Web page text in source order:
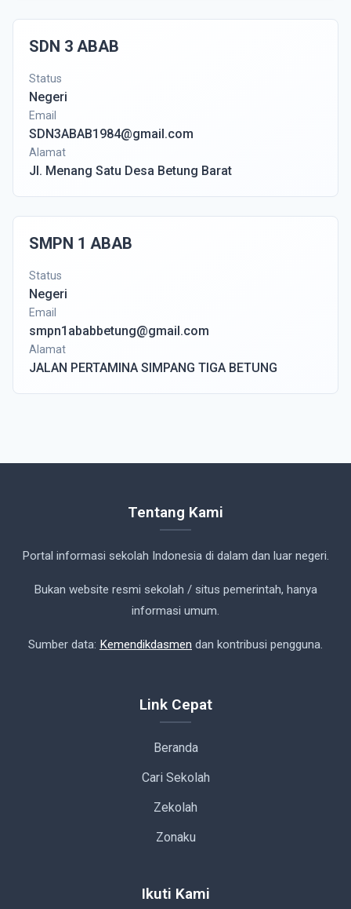
SDN 3 ABAB
Status
Negeri
Email
SDN3ABAB1984@gmail.com
Alamat
Jl. Menang Satu Desa Betung Barat
SMPN 1 ABAB
Status
Negeri
Email
smpn1ababbetung@gmail.com
Alamat
JALAN PERTAMINA SIMPANG TIGA BETUNG
Tentang Kami
Portal informasi sekolah Indonesia di dalam dan luar negeri.
Bukan website resmi sekolah / situs pemerintah, hanya
informasi umum.
Sumber data: Kemendikdasmen dan kontribusi pengguna.
Link Cepat
Beranda
Cari Sekolah
Zekolah
Zonaku
Ikuti Kami